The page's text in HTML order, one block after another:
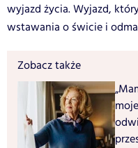
wyjazd życia. Wyjazd,
wstawania o świcie i
Zobacz także